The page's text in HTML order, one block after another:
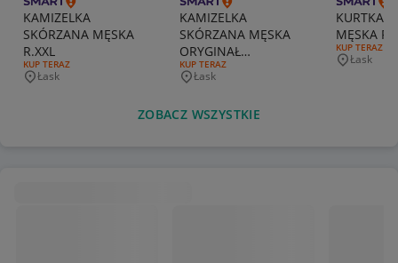
KAMIZELKA
SKÓRZANA MĘSKA
R.XXL
RODZAJ OFERTY:
KUP TERAZ
Miejscowość
Łask
KAMIZELKA
SKÓRZANA MĘSKA
ORYGINAŁ
LAMBERIAZZI R.56
RODZAJ OFERTY:
KUP TERAZ
Miejscowość
Łask
KURTKA
RODZAJ
KUP TERAZ
Łask
ZOBACZ WSZYSTKIE